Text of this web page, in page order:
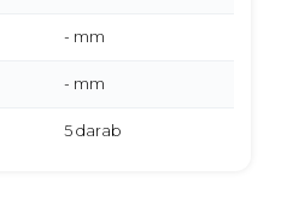
- mm
- mm
5 darab